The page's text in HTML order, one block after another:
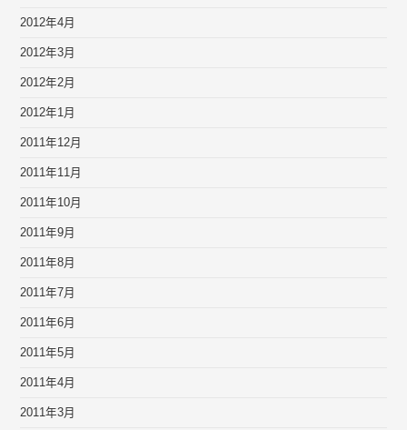
2012年4月
2012年3月
2012年2月
2012年1月
2011年12月
2011年11月
2011年10月
2011年9月
2011年8月
2011年7月
2011年6月
2011年5月
2011年4月
2011年3月